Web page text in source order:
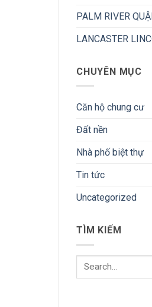
PALM RIVER
LANCASTER
CHUYÊN MỤC
Căn hộ chung cư
Đất nền
Nhà phố biệt thự
Tin tức
Uncategorized
TÌM KIẾM